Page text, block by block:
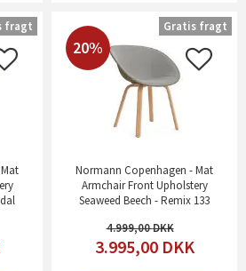
fragt
20%
Normann Copenhagen - Mat
Armchair Front Upholstery
Seaweed Beech - Remix 133
4.999,00
3.995,00 DKK
Gratis fragt